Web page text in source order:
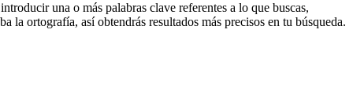
una o más palabras clave referentes a lo que buscas,
la ortografía, así obtendrás resultados más precisos en tu búsqueda.